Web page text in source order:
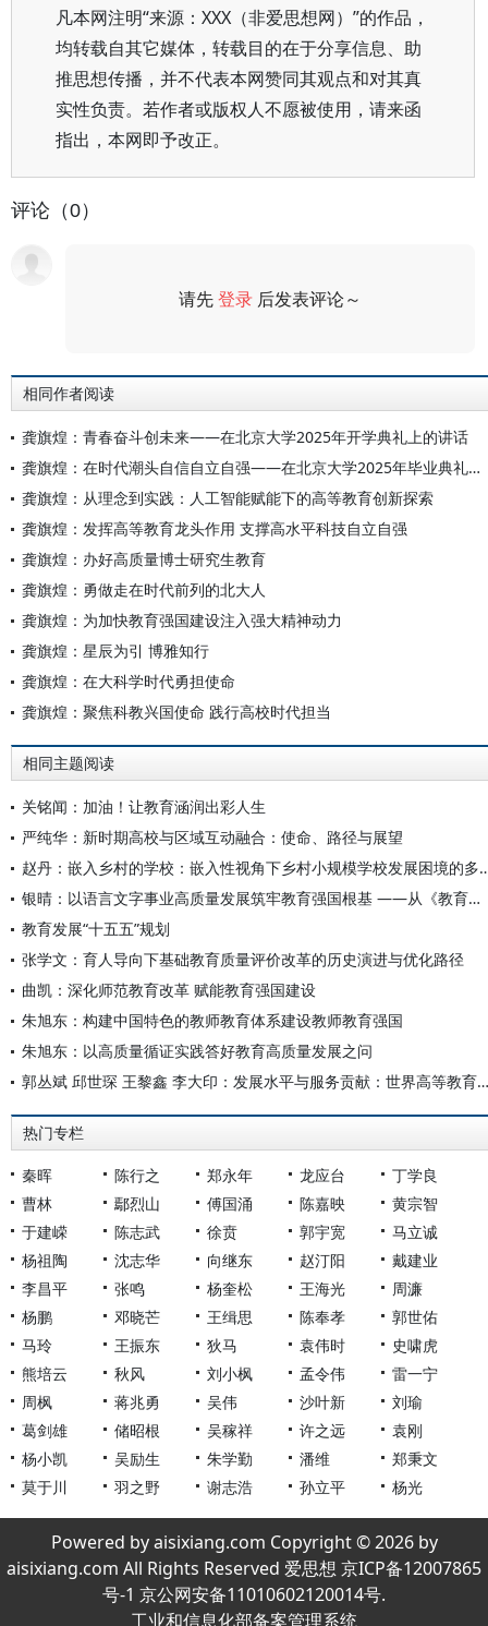
凡本网注明“来源：XXX（非爱思想网）”的作品，
均转载自其它媒体，转载目的在于分享信息、助
推思想传播，并不代表本网赞同其观点和对其真
实性负责。若作者或版权人不愿被使用，请来函
指出，本网即予改正。
评论（0）
请先登录 后发表评论～
相同作者阅读
龚旗煌：青春奋斗创未来——在北京大学2025年开学典礼上的讲话
龚旗煌：在时代潮头自信自立自强——在北京大学2025年毕业典礼上的讲话
龚旗煌：从理念到实践：人工智能赋能下的高等教育创新探索
龚旗煌：发挥高等教育龙头作用 支撑高水平科技自立自强
龚旗煌：办好高质量博士研究生教育
龚旗煌：勇做走在时代前列的北大人
龚旗煌：为加快教育强国建设注入强大精神动力
龚旗煌：星辰为引 博雅知行
龚旗煌：在大科学时代勇担使命
龚旗煌：聚焦科教兴国使命 践行高校时代担当
相同主题阅读
关铭闻：加油！让教育涵润出彩人生
严纯华：新时期高校与区域互动融合：使命、路径与展望
赵丹：嵌入乡村的学校：嵌入性视
银晴：以语言文字事业高质量发展筑牢教育强国根基 ——从《教育发展“十五五”规划》看语言文字工作的时代使命
教育发展“十五五”规划
张学文：育人导向下基础教育质量评价改革的历史演进与优化路径
曲凯：深化师范教育改革 赋能教育强国建设
朱旭东：构建中国特色的教师教育体系建设教师教育强国
朱旭东：以高质量循证实践答好教育高质量发展之问
郭丛斌 邱世琛 王黎鑫 李大印：发展水平与服务贡献：世界高等教育发展指数指标体系研究
热门专栏
秦晖 陈行之 郑永年 龙应台
丁学良
曹林
鄢烈山 傅国涌 陈嘉映
黄宗智
于建嵘
陈志武 徐贲 郭宇宽
马立诚
杨祖陶
沈志华 向继东 赵汀阳
戴建业
李昌平
张鸣 杨奎松 王海光
周濂
杨鹏
邓晓芒 王缉思 陈奉孝
郭世佑
马玲
王振东 狄马 袁伟时
史啸虎
熊培云
秋风 刘小枫 孟令伟
雷一宁
周枫
蒋兆勇 吴伟 沙叶新
刘瑜
葛剑雄
储昭根 吴稼祥 许之远
袁刚
杨小凯
吴励生 朱学勤 潘维
郑秉文
莫于川
羽之野 谢志浩 孙立平 杨光
Powered by aisixiang.com Copyright © 2026 by
aisixiang.com All Rights Reserved 爱思想 京ICP备12007865
号-1 京公网安备11010602120014号.
工业和信息化部备案管理系统